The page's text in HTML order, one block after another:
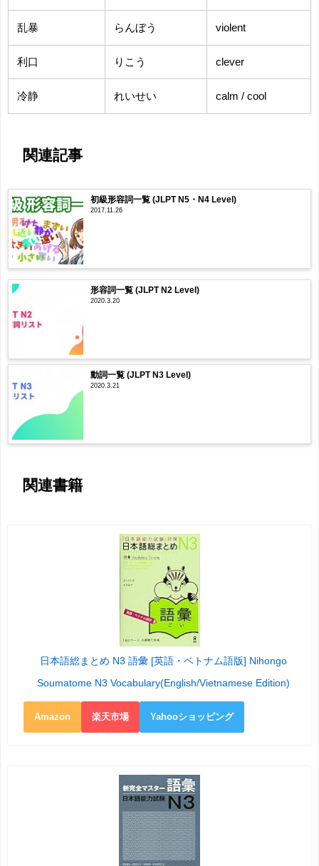
乱暴 らんぼう violent
利口 りこう clever
冷静 れいせい calm / cool
関連記事
初級形容詞一覧 (JLPT N5・N4 Level)
2017.11.26
形容詞一覧 (JLPT N2 Level)
2020.3.20
動詞一覧 (JLPT N3 Level)
2020.3.21
関連書籍
日本語総まとめ N3 語彙 [英語・ベトナム語版] Nihongo
Soumatome N3 Vocabulary(English/Vietnamese Edition)
Amazon 楽天市場 Yahooショッピング